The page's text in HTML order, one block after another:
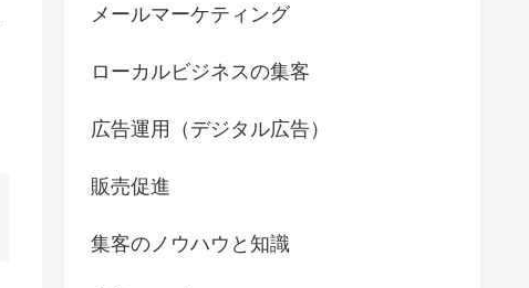
メールマーケティング
ローカルビジネスの集客
広告運用（デジタル広告）
販売促進
集客のノウハウと知識